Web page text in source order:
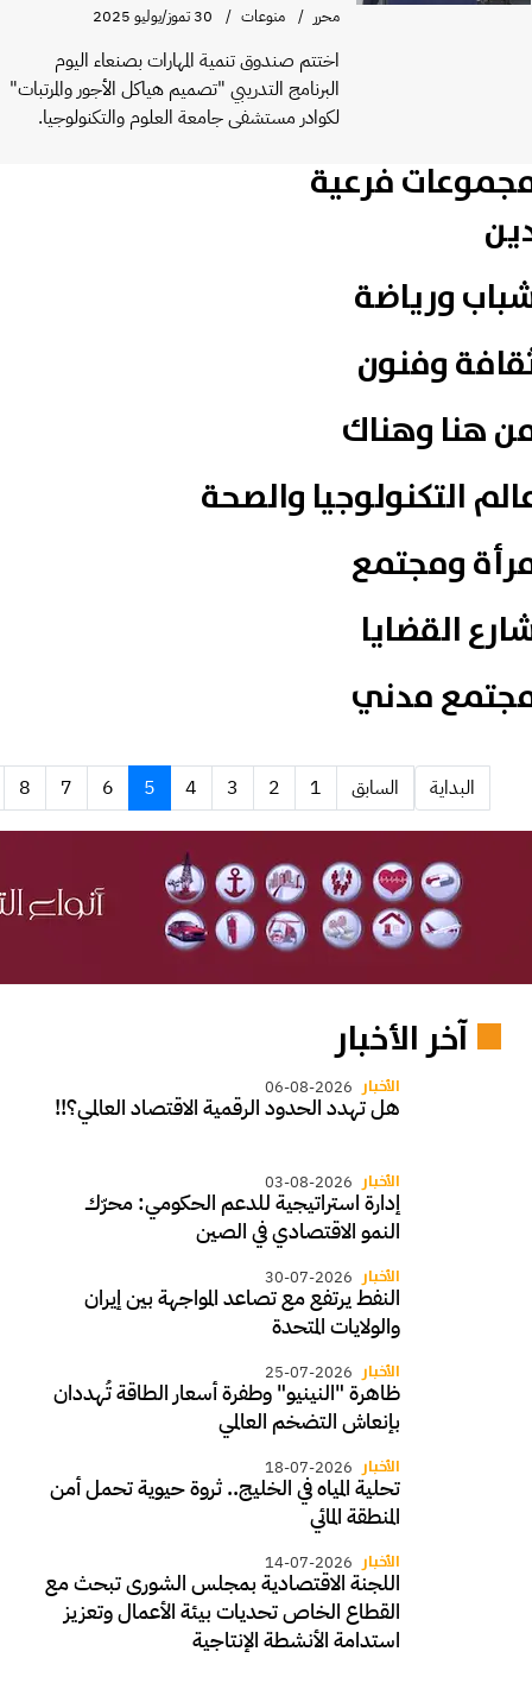
محرر منوعات 30 تموز/يوليو 2025
اختتم صندوق تنمية المهارات بصنعاء اليوم
البرنامج التدريبي "تصميم هياكل الأجور والمرتبات"
لكوادر مستشفى جامعة العلوم والتكنولوجيا.
فرعية
ورياضة
وفنون
هنا وهناك
التكنولوجيا والصحة
ومجتمع
القضايا
مدني
البداية السابق 1
2
3
4
5
6
7
8
آخر الأخبار
الأخبار 06-08-2026
هل تهدد الحدود الرقمية الاقتصاد العالمي؟!!
الأخبار 03-08-2026
إدارة استراتيجية للدعم الحكومي: محرّك
النمو الاقتصادي في الصين
الأخبار 30-07-2026
النفط يرتفع مع تصاعد المواجهة بين إيران
والولايات المتحدة
الأخبار 25-07-2026
ظاهرة "النينيو" وطفرة أسعار الطاقة تُهددان
بإنعاش التضخم العالمي
الأخبار 18-07-2026
تحلية المياه في الخليج.. ثروة حيوية تحمل أمن
المنطقة المائي
الأخبار 14-07-2026
اللجنة الاقتصادية بمجلس الشورى تبحث مع
القطاع الخاص تحديات بيئة الأعمال وتعزيز
استدامة الأنشطة الإنتاجية